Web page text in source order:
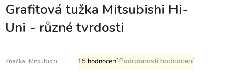
Grafitová tužka Mitsubishi Hi-
Uni - různé tvrdosti
Průměrné
hodnocení
15 hodnoceníPodrobnosti hodnocení
Značka: Mitsubishi